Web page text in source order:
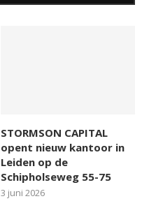
STORMSON CAPITAL
opent nieuw kantoor in
Leiden op de
Schipholseweg 55-75
3 juni 2026